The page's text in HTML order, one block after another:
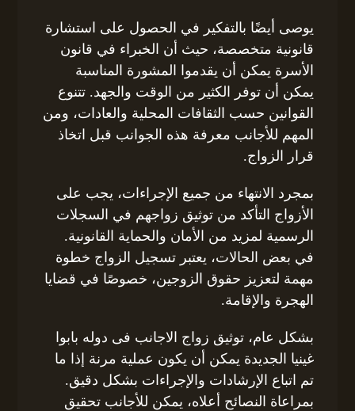
يوصى أيضًا بالتفكير في الحصول على استشارة
قانونية متخصصة، حيث أن الخبراء في قانون
الأسرة يمكن أن يقدموا المشورة المناسبة
يمكن أن توفر الكثير من الوقت والجهد. تتنوع
القوانين حسب الثقافات المحلية والعادات، ومن
المهم للأجانب معرفة هذه الجوانب قبل اتخاذ
قرار الزواج.
بمجرد الانتهاء من جميع الإجراءات، يجب على
الأزواج التأكد من توثيق زواجهم في السجلات
الرسمية لمزيد من الأمان والحماية القانونية.
في بعض الحالات، يعتبر تسجيل الزواج خطوة
مهمة لتعزيز حقوق الزوجين، خصوصًا في قضايا
الهجرة والإقامة.
بشكل عام، توثيق زواج الاجانب فى دوله بابوا
غينيا الجديدة يمكن أن يكون عملية مرنة إذا ما
تم اتباع الإرشادات والإجراءات بشكل دقيق.
بمراعاة النصائح أعلاه، يمكن للأجانب تحقيق